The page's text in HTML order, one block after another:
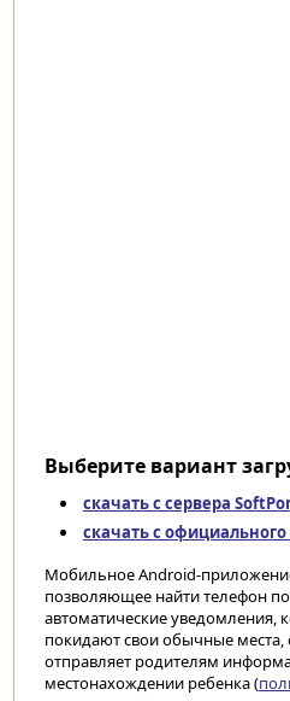
Выберите вариант
скачать с сервера
скачать с официального
Мобильное Android-
позволяющее найти телефон
автоматические уведомления,
покидают свои обычные места,
отправляет родителям
местонахождении ребенка (